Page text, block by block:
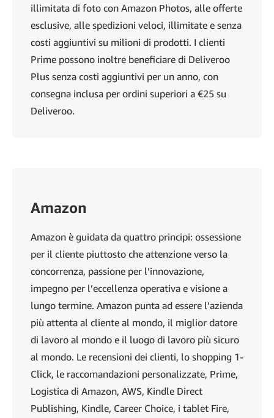
illimitata di foto con Amazon Photos, alle offerte
esclusive, alle spedizioni veloci, illimitate e senza
costi aggiuntivi su milioni di prodotti. I clienti
Prime possono inoltre beneficiare di Deliveroo
Plus senza costi aggiuntivi per un anno, con
consegna inclusa per ordini superiori a €25 su
Deliveroo.
Amazon
Amazon è guidata da quattro principi: ossessione
per il cliente piuttosto che attenzione verso la
concorrenza, passione per l’innovazione,
impegno per l’eccellenza operativa e visione a
lungo termine. Amazon punta ad essere l’azienda
più attenta al cliente al mondo, il miglior datore
di lavoro al mondo e il luogo di lavoro più sicuro
al mondo. Le recensioni dei clienti, lo shopping 1-
Click, le raccomandazioni personalizzate, Prime,
Logistica di Amazon, AWS, Kindle Direct
Publishing, Kindle, Career Choice, i tablet Fire,